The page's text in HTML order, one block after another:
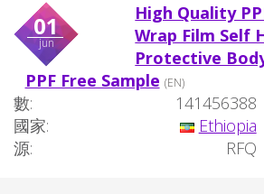
01
jun
High Quality
Wrap Film Self
Protective
PPF Free Sample (EN)
數:
141456388
國家:
Ethiopia
源:
RFQ